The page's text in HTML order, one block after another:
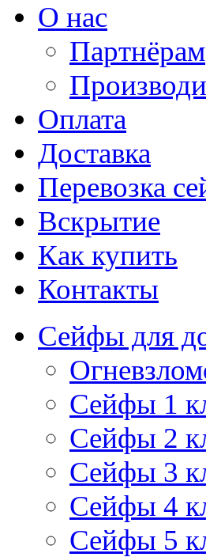
О нас
Партнёрам
Оплата
Доставка
Перевозка
Вскрытие
Как купить
Контакты
Сейфы для
Сейфы 1
Сейфы 2
Сейфы 3
Сейфы 4
Сейфы 5